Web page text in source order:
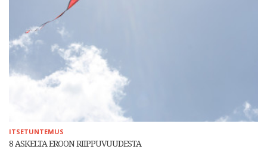
ITSETUNTEMUS
8 ASKELTA EROON RIIPPUVUUDESTA